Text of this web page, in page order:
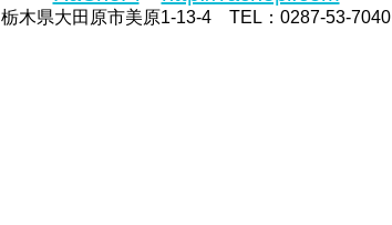
栃木県大田原市美原1-13-4 TEL：0287-53-7040